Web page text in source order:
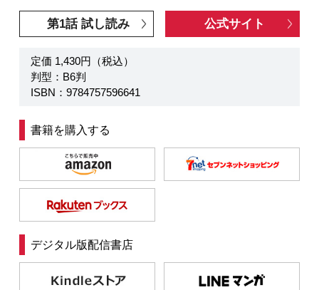
第1話 試し読み 公式サイト
定価 1,430円（税込）
判型：B6判
ISBN：9784757596641
書籍を購入する
デジタル版配信書店